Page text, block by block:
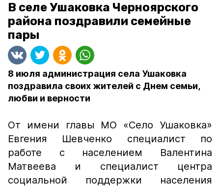
В селе Ушаковка Черноярского
района поздравили семейные
пары
8 июля администрация села Ушаковка
поздравила своих жителей с Днем семьи,
любви и верности
От имени главы МО «Село Ушаковка»
Евгения Шевченко специалист по
работе с населением Валентина
Матвеева и специалист центра
социальной поддержки населения